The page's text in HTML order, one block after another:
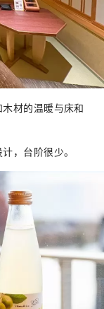
材的温暖与床和
，台阶很少。